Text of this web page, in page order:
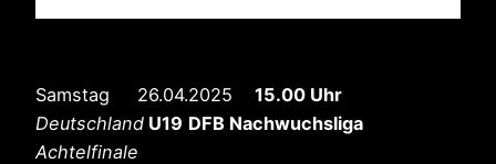
Samstag 26.04.2025 15.00 Uhr
Deutschland U19 DFB Nachwuchsliga
Achtelfinale